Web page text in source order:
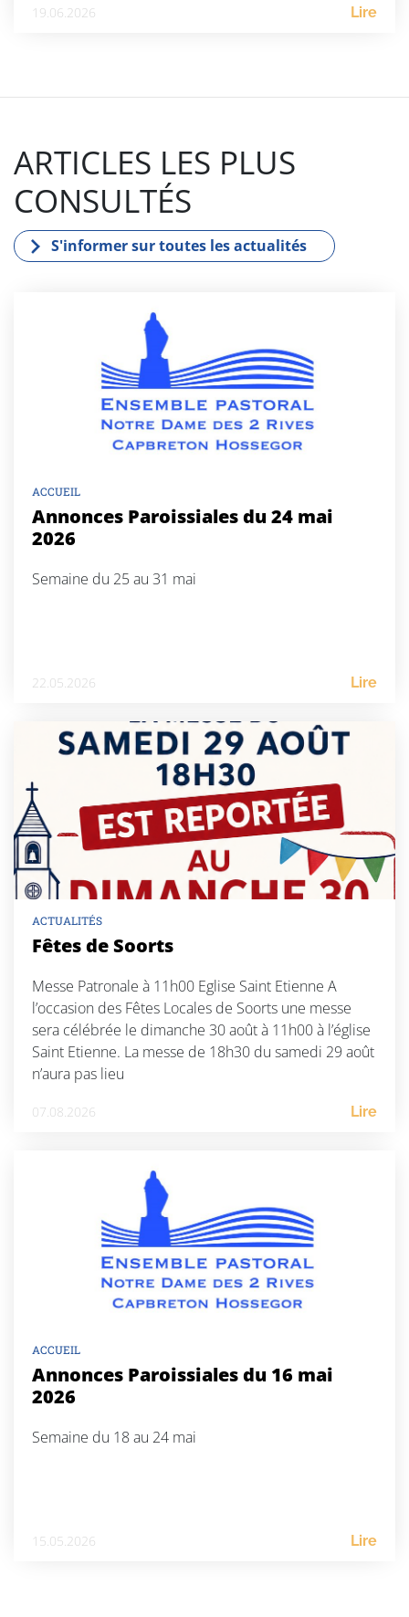
19.06.2026 Lire
ARTICLES LES PLUS
CONSULTÉS
S'informer sur toutes les actualités
ACCUEIL
Annonces Paroissiales du 24 mai
2026
Semaine du 25 au 31 mai
22.05.2026 Lire
ACTUALITÉS
Fêtes de Soorts
Messe Patronale à 11h00 Eglise Saint Etienne A
l’occasion des Fêtes Locales de Soorts une messe
sera célébrée le dimanche 30 août à 11h00 à l’église
Saint Etienne. La messe de 18h30 du samedi 29 août
n’aura pas lieu
07.08.2026 Lire
ACCUEIL
Annonces Paroissiales du 16 mai
2026
Semaine du 18 au 24 mai
15.05.2026 Lire